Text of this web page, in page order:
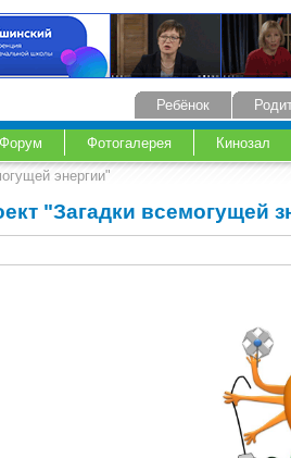
Ребёнок
Форум Фотогалерея Кинозал
энергии"
"Загадки всемогущей